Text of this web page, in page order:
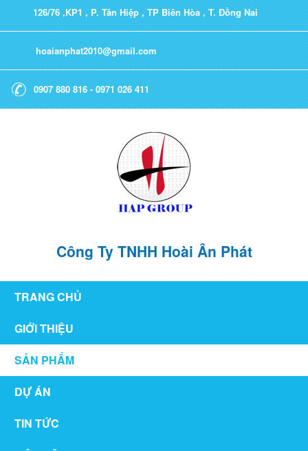
126/76 ,KP1 , P. Tân Hiệp , TP Biên Hòa , T. Đồng Nai
hoaianphat2010@gmail.com
0907 880 816 - 0971 026 411
Công Ty TNHH Hoài Ân Phát
TRANG CHỦ
GIỚI THIỆU
SẢN PHẨM
DỰ ÁN
TIN TỨC